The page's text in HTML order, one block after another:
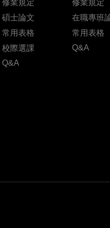
修業規定
碩士論文
常用表格
校際選課
Q&A
修業規定
在職專班
常用表格
Q&A